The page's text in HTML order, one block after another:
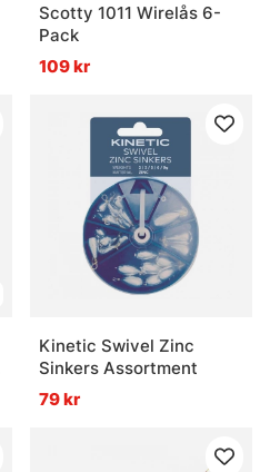
Scotty 1011 Wirelås 6-
Pack
109 kr
Kinetic Swivel Zinc
Sinkers Assortment
79 kr